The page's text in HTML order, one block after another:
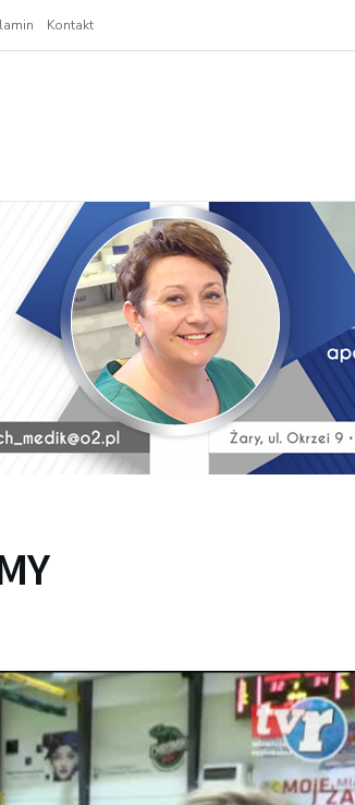
Kontakt